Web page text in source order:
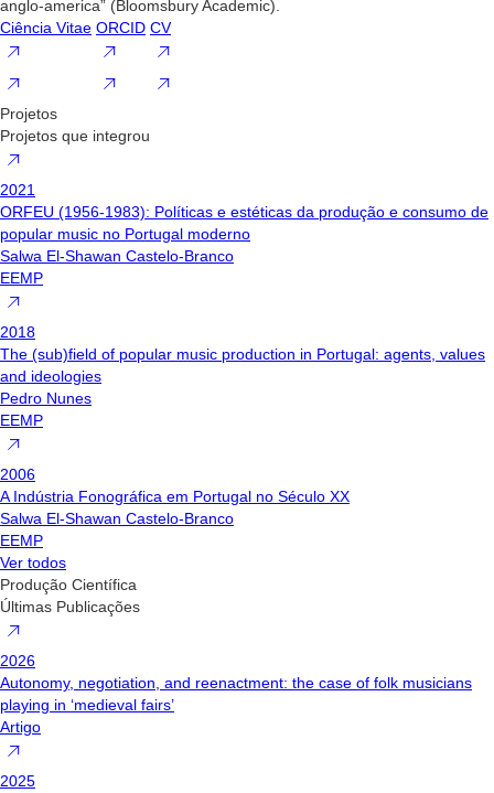
anglo-america” (Bloomsbury Academic).
Ciência Vitae ORCID CV
Projetos
Projetos que integrou
2021
ORFEU (1956-1983): Políticas e estéticas da produção e consumo de
popular music no Portugal moderno
Salwa El-Shawan Castelo-Branco
EEMP
2018
The (sub)field of popular music production in Portugal: agents, values
and ideologies
Pedro Nunes
EEMP
2006
A Indústria Fonográfica em Portugal no Século XX
Salwa El-Shawan Castelo-Branco
EEMP
Ver todos
Produção Científica
Últimas Publicações
2026
Autonomy, negotiation, and reenactment: the case of folk musicians
playing in ‘medieval fairs’
Artigo
2025